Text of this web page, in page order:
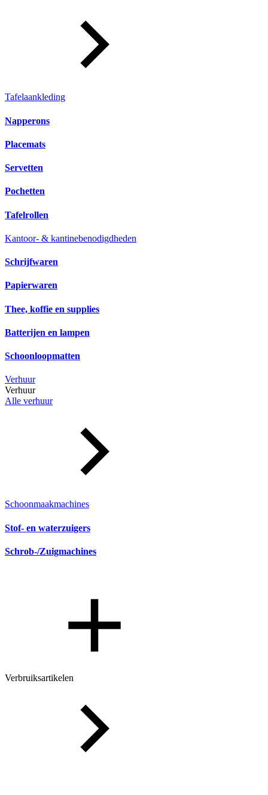
Tafelaankleding
Napperons
Placemats
Servetten
Pochetten
Tafelrollen
Kantoor- & kantinebenodigdheden
Schrijfwaren
Papierwaren
Thee, koffie en supplies
Batterijen en lampen
Schoonloopmatten
Verhuur
Verhuur
Alle verhuur
Schoonmaakmachines
Stof- en waterzuigers
Schrob-/Zuigmachines
Verbruiksartikelen